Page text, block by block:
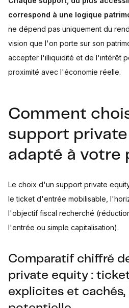
correspond à une logique
ne dépend pas uniquement du
vision que l'on porte sur son
accepter l'illiquidité et de l'intérêt
proximité avec l'économie réelle.
Comment
support
adapté à votre
Le choix d'un support private
le ticket d'entrée mobilisable,
l'objectif fiscal recherché
l'entrée ou simple capitalisation).
Comparatif chiffré
private equity :
explicites et cachés,